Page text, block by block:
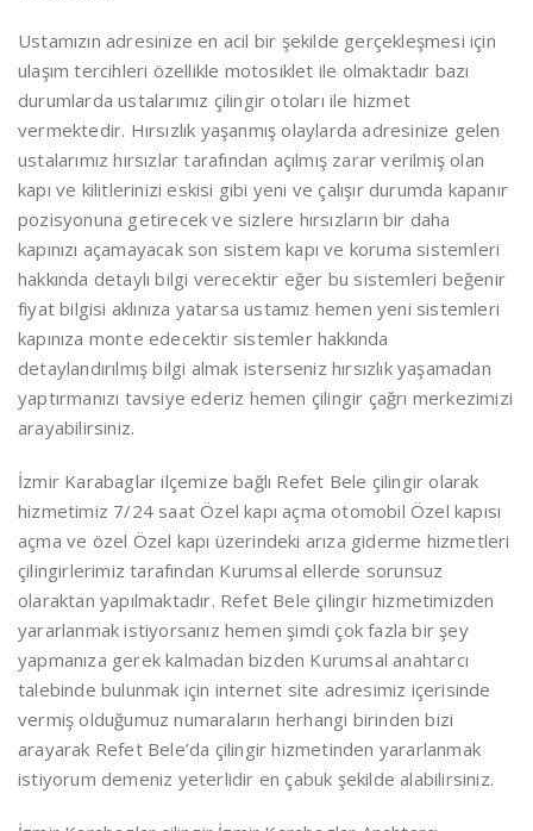
Ustamızın adresinize en acil bir şekilde gerçekleşmesi için
ulaşım tercihleri özellikle motosiklet ile olmaktadır bazı
durumlarda ustalarımız çilingir otoları ile hizmet
vermektedir. Hırsızlık yaşanmış olaylarda adresinize gelen
ustalarımız hırsızlar tarafından açılmış zarar verilmiş olan
kapı ve kilitlerinizi eskisi gibi yeni ve çalışır durumda kapanır
pozisyonuna getirecek ve sizlere hırsızların bir daha
kapınızı açamayacak son sistem kapı ve koruma sistemleri
hakkında detaylı bilgi verecektir eğer bu sistemleri beğenir
fiyat bilgisi aklınıza yatarsa ustamız hemen yeni sistemleri
kapınıza monte edecektir sistemler hakkında
detaylandırılmış bilgi almak isterseniz hırsızlık yaşamadan
yaptırmanızı tavsiye ederiz hemen çilingir çağrı merkezimizi
arayabilirsiniz.
İzmir Karabaglar ilçemize bağlı Refet Bele çilingir olarak
hizmetimiz 7/24 saat Özel kapı açma otomobil Özel kapısı
açma ve özel Özel kapı üzerindeki arıza giderme hizmetleri
çilingirlerimiz tarafından Kurumsal ellerde sorunsuz
olaraktan yapılmaktadır. Refet Bele çilingir hizmetimizden
yararlanmak istiyorsanız hemen şimdi çok fazla bir şey
yapmanıza gerek kalmadan bizden Kurumsal anahtarcı
talebinde bulunmak için internet site adresimiz içerisinde
vermiş olduğumuz numaraların herhangi birinden bizi
arayarak Refet Bele’da çilingir hizmetinden yararlanmak
istiyorum demeniz yeterlidir en çabuk şekilde alabilirsiniz.